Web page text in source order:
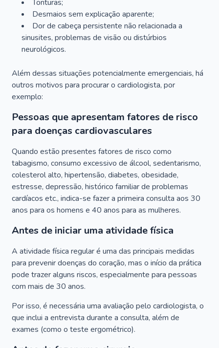
Tonturas;
Desmaios sem explicação aparente;
Dor de cabeça persistente não relacionada a
sinusites, problemas de visão ou distúrbios
neurológicos.
Além dessas situações potencialmente emergenciais, há
outros motivos para procurar o cardiologista, por
exemplo:
Pessoas que apresentam fatores de risco
para doenças cardiovasculares
Quando estão presentes fatores de risco como
tabagismo, consumo excessivo de álcool, sedentarismo,
colesterol alto, hipertensão, diabetes, obesidade,
estresse, depressão, histórico familiar de problemas
cardíacos etc., indica-se fazer a primeira consulta aos 30
anos para os homens e 40 anos para as mulheres.
Antes de iniciar uma atividade física
A atividade física regular é uma das principais medidas
para prevenir doenças do coração, mas o início da prática
pode trazer alguns riscos, especialmente para pessoas
com mais de 30 anos.
Por isso, é necessária uma avaliação pelo cardiologista, o
que inclui a entrevista durante a consulta, além de
exames (como o teste ergométrico).